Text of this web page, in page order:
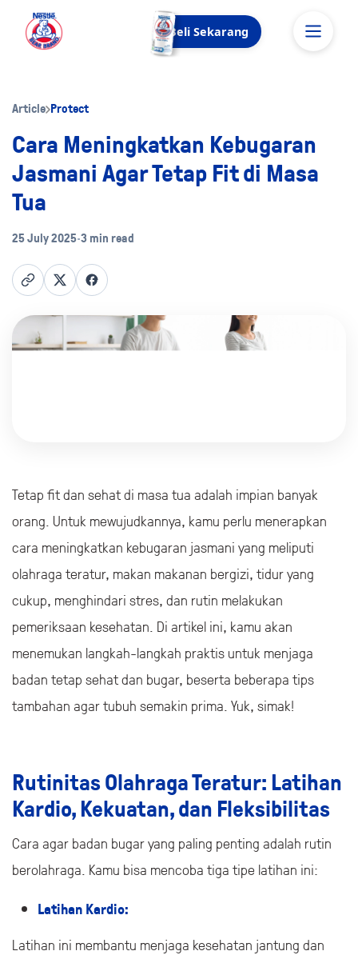
Beli Sekarang
Article Protect
Cara Meningkatkan Kebugaran
Jasmani Agar Tetap Fit di Masa
Tua
25 July 2025•3 min read
Tetap fit dan sehat di masa tua adalah impian banyak
orang. Untuk mewujudkannya, kamu perlu menerapkan
cara meningkatkan kebugaran jasmani yang meliputi
olahraga teratur, makan makanan bergizi, tidur yang
cukup, menghindari stres, dan rutin melakukan
pemeriksaan kesehatan. Di artikel ini, kamu akan
menemukan langkah-langkah praktis untuk menjaga
badan tetap sehat dan bugar, beserta beberapa tips
tambahan agar tubuh semakin prima. Yuk, simak!
Rutinitas Olahraga Teratur: Latihan
Kardio, Kekuatan, dan Fleksibilitas
Cara agar badan bugar yang paling penting adalah rutin
berolahraga. Kamu bisa mencoba tiga tipe latihan ini:
Latihan Kardio:
Latihan ini membantu menjaga kesehatan jantung dan